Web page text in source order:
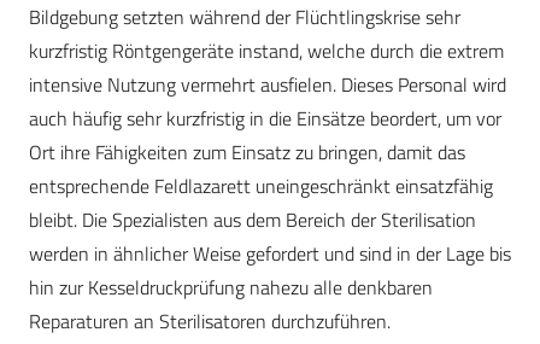
Bildgebung setzten während der Flüchtlingskrise sehr
kurzfristig Röntgengeräte instand, welche durch die extrem
intensive Nutzung vermehrt ausfielen. Dieses Personal wird
auch häufig sehr kurzfristig in die Einsätze beordert, um vor
Ort ihre Fähigkeiten zum Einsatz zu bringen, damit das
entsprechende Feldlazarett uneingeschränkt einsatzfähig
bleibt. Die Spezialisten aus dem Bereich der Sterilisation
werden in ähnlicher Weise gefordert und sind in der Lage bis
hin zur Kesseldruckprüfung nahezu alle denkbaren
Reparaturen an Sterilisatoren durchzuführen.